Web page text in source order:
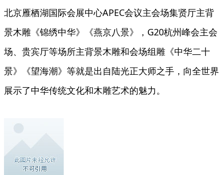
北京雁栖湖国际会展中心APEC会议主会场集贤厅主背
景木雕《锦绣中华》《燕京八景》，G20杭州峰会主会
场、贵宾厅等场所主背景木雕和会场组雕《中华二十
景》《望海潮》等就是出自陆光正大师之手，向全世界
展示了中华传统文化和木雕艺术的魅力。